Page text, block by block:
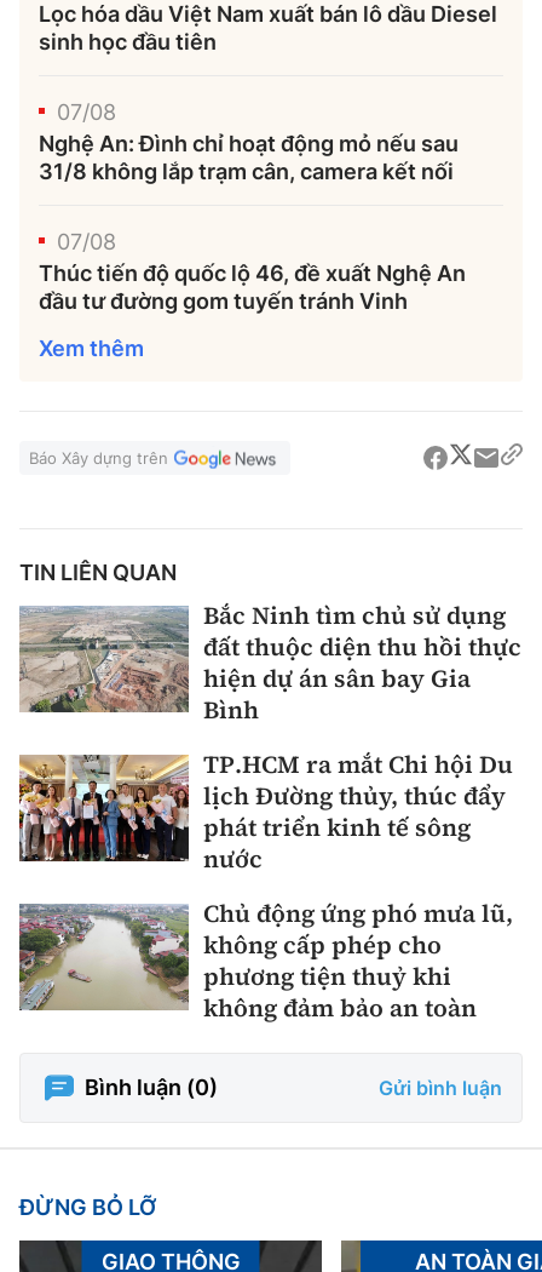
Lọc hóa dầu Việt Nam xuất bán lô dầu Diesel
sinh học đầu tiên
07/08
Nghệ An: Đình chỉ hoạt động mỏ nếu sau
31/8 không lắp trạm cân, camera kết nối
07/08
Thúc tiến độ quốc lộ 46, đề xuất Nghệ An
đầu tư đường gom tuyến tránh Vinh
Xem thêm
Báo Xây dựng trên
TIN LIÊN QUAN
Bắc Ninh tìm chủ sử dụng
đất thuộc diện thu hồi thực
hiện dự án sân bay Gia
Bình
TP.HCM ra mắt Chi hội Du
lịch Đường thủy, thúc đẩy
phát triển kinh tế sông
nước
Chủ động ứng phó mưa lũ,
không cấp phép cho
phương tiện thuỷ khi
không đảm bảo an toàn
Bình luận (0) Gửi bình luận
ĐỪNG BỎ LỠ
GIAO THÔNG AN TOÀN